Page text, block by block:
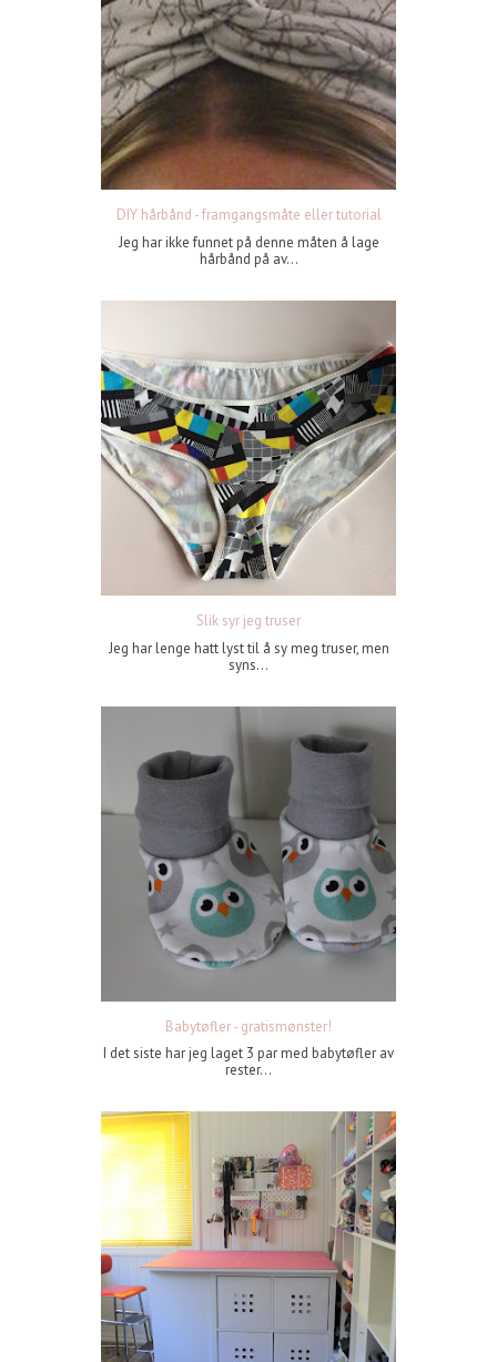
DIY hårbånd - framgangsmåte eller tutorial
Jeg har ikke funnet på denne måten å lage
hårbånd på av...
Slik syr jeg truser
Jeg har lenge hatt lyst til å sy meg truser, men
syns...
Babytøfler - gratismønster!
I det siste har jeg laget 3 par med babytøfler av
rester...